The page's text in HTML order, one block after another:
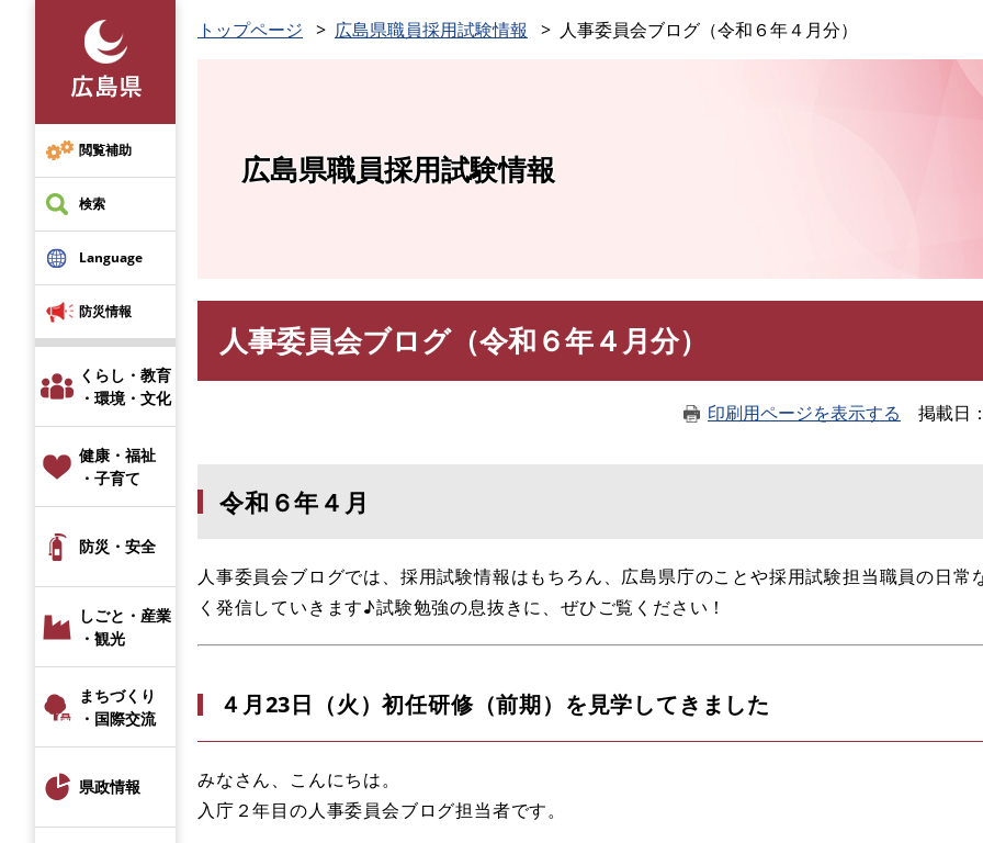
先
頭
で
す
閲覧補助
検索
Language
防災情報
くらし・教育
・環境・文化
健康・福祉
・子育て
防災・安全
しごと・産業
・観光
まちづくり
・国際交流
県政情報
トップページ 広島県職員採用試験情報 人事委員会ブログ（令和６年４月分）
広島県職員採用試験情報
人事委員会ブログ（令和６年４月分）
印刷用ページを表示する 掲載日
令和６年４月
人事委員会ブログでは、採用試験情報はもちろん、広島県庁のことや採用試験担当職員の日常
く発信していきます♪試験勉強の息抜きに、ぜひご覧ください！
４月23日（火）初任研修（前期）を見学してきました
みなさん、こんにちは。
入庁２年目の人事委員会ブログ担当者です。